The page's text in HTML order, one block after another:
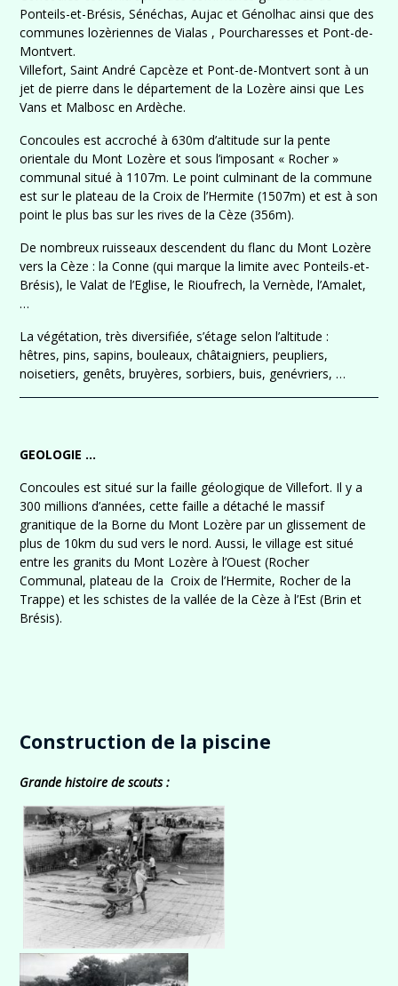
Ponteils-et-Brésis, Sénéchas, Aujac et Génolhac ainsi que des
communes lozèriennes de Vialas , Pourcharesses et Pont-de-
Montvert.
Villefort, Saint André Capcèze et Pont-de-Montvert sont à un
jet de pierre dans le département de la Lozère ainsi que Les
Vans et Malbosc en Ardèche.
Concoules est accroché à 630m d’altitude sur la pente
orientale du Mont Lozère et sous l’imposant « Rocher »
communal situé à 1107m. Le point culminant de la commune
est sur le plateau de la Croix de l’Hermite (1507m) et est à son
point le plus bas sur les rives de la Cèze (356m).
De nombreux ruisseaux descendent du flanc du Mont Lozère
vers la Cèze : la Conne (qui marque la limite avec Ponteils-et-
Brésis), le Valat de l’Eglise, le Rioufrech, la Vernède, l’Amalet,
…
La végétation, très diversifiée, s’étage selon l’altitude :
hêtres, pins, sapins, bouleaux, châtaigniers, peupliers,
noisetiers, genêts, bruyères, sorbiers, buis, genévriers, …
GEOLOGIE …
Concoules est situé sur la faille géologique de Villefort. Il y a
300 millions d’années, cette faille a détaché le massif
granitique de la Borne du Mont Lozère par un glissement de
plus de 10km du sud vers le nord. Aussi, le village est situé
entre les granits du Mont Lozère à l’Ouest (Rocher
Communal, plateau de la Croix de l’Hermite, Rocher de la
Trappe) et les schistes de la vallée de la Cèze à l’Est (Brin et
Brésis).
Construction de la piscine
Grande histoire de scouts: